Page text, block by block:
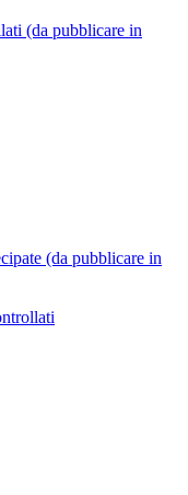
(da pubblicare in
(da pubblicare in